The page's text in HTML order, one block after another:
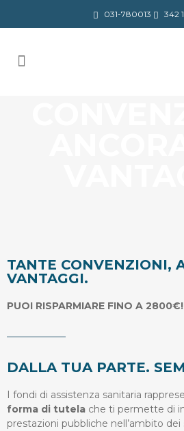
031-780013 342
TANTE CONVENZIONI,
VANTAGGI.
PUOI RISPARMIARE FINO A 2800€!
DALLA TUA PARTE.
I fondi di assistenza sanitaria
forma di tutela che ti permette di
prestazioni pubbliche nell’ambito